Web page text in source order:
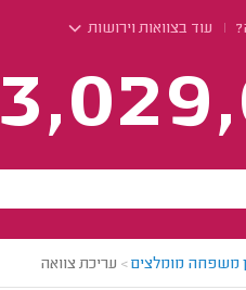
עוד בצוואות וירושות
משפחה מומלצים> עריכת צוואה